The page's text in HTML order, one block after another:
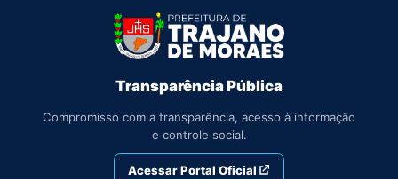
Transparência Pública
Compromisso com a transparência, acesso à informação
e controle social.
Acessar Portal Oficial